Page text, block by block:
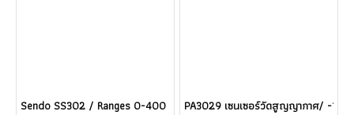
Sendo SS302 / Ranges 0-400 bar เซนเซอร์วัดความดัน Pressure
PA3029 เซนเซอร์วัดสูญญากาศ/ -